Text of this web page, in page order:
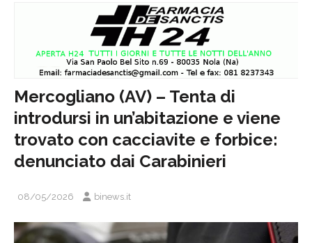
Mercogliano (AV) – Tenta di
introdursi in un’abitazione e viene
trovato con cacciavite e forbice:
denunciato dai Carabinieri
08/05/2026 binews.it